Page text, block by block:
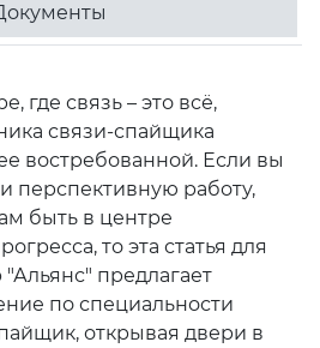
где связь – это всё,
связи-спайщика
востребованной. Если вы
перспективную работу,
быть в центре
то эта статья для
предлагает
по специальности
открывая двери в